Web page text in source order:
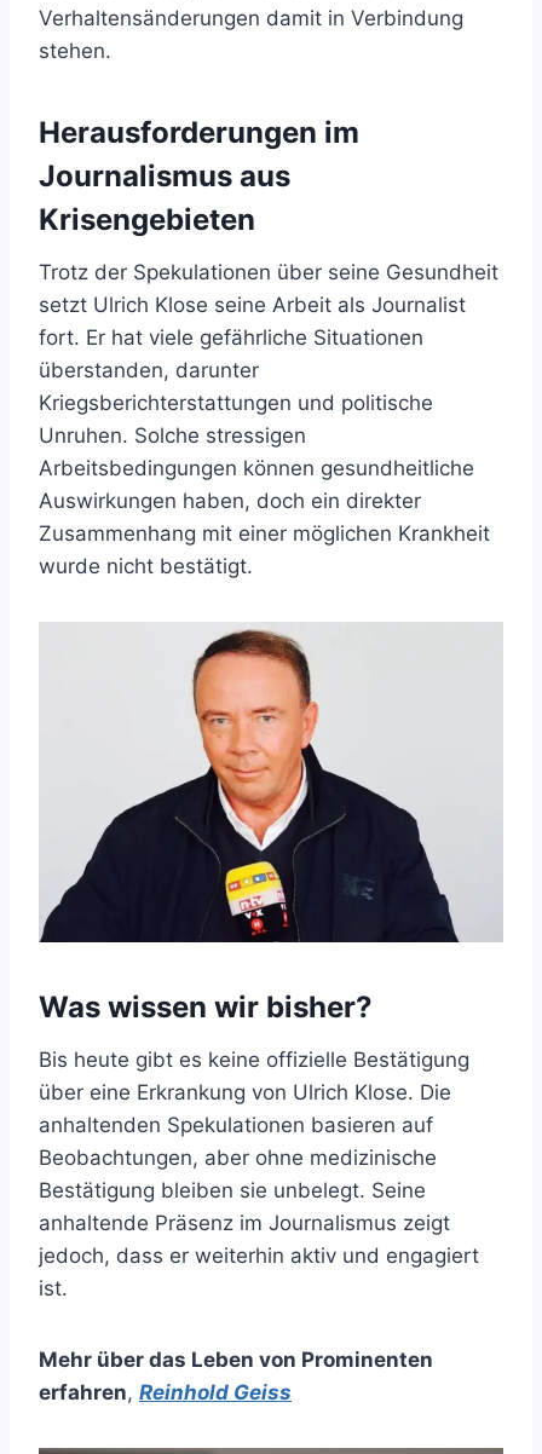
Verhaltensänderungen damit in Verbindung
stehen.
Herausforderungen im
Journalismus aus
Krisengebieten
Trotz der Spekulationen über seine Gesundheit
setzt Ulrich Klose seine Arbeit als Journalist
fort. Er hat viele gefährliche Situationen
überstanden, darunter
Kriegsberichterstattungen und politische
Unruhen. Solche stressigen
Arbeitsbedingungen können gesundheitliche
Auswirkungen haben, doch ein direkter
Zusammenhang mit einer möglichen Krankheit
wurde nicht bestätigt.
Was wissen wir bisher?
Bis heute gibt es keine offizielle Bestätigung
über eine Erkrankung von Ulrich Klose. Die
anhaltenden Spekulationen basieren auf
Beobachtungen, aber ohne medizinische
Bestätigung bleiben sie unbelegt. Seine
anhaltende Präsenz im Journalismus zeigt
jedoch, dass er weiterhin aktiv und engagiert
ist.
Mehr über das Leben von Prominenten
erfahren, Reinhold Geiss